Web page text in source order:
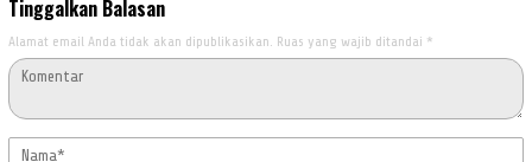
Tinggalkan Balasan
Alamat email Anda tidak akan dipublikasikan. Ruas yang wajib ditandai *